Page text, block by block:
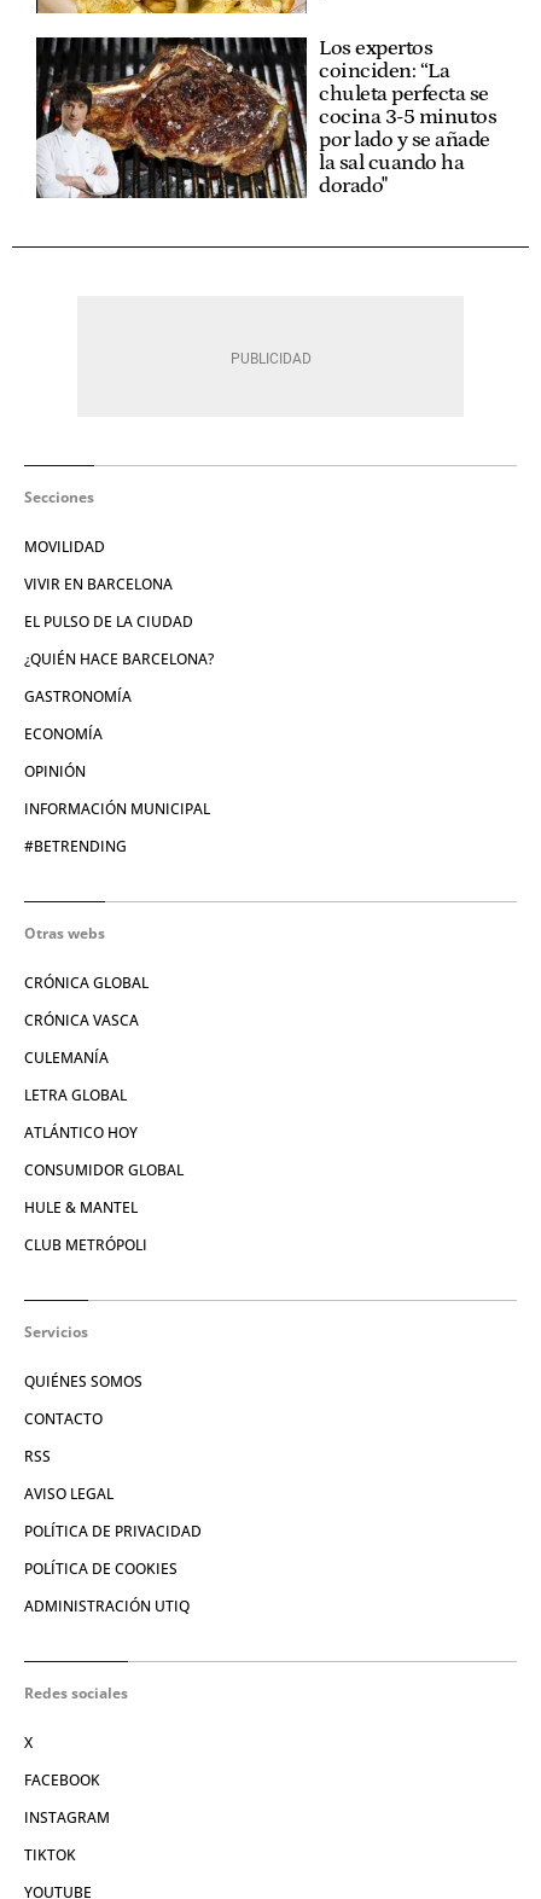
Los expertos
coinciden: “La
chuleta perfecta se
cocina 3-5 minutos
por lado y se añade
la sal cuando ha
dorado"
Secciones
MOVILIDAD
VIVIR EN BARCELONA
EL PULSO DE LA CIUDAD
¿QUIÉN HACE BARCELONA?
GASTRONOMÍA
ECONOMÍA
OPINIÓN
INFORMACIÓN MUNICIPAL
#BETRENDING
Otras webs
CRÓNICA GLOBAL
CRÓNICA VASCA
CULEMANÍA
LETRA GLOBAL
ATLÁNTICO HOY
CONSUMIDOR GLOBAL
HULE & MANTEL
CLUB METRÓPOLI
Servicios
QUIÉNES SOMOS
CONTACTO
RSS
AVISO LEGAL
POLÍTICA DE PRIVACIDAD
POLÍTICA DE COOKIES
ADMINISTRACIÓN UTIQ
Redes sociales
X
FACEBOOK
INSTAGRAM
TIKTOK
YOUTUBE